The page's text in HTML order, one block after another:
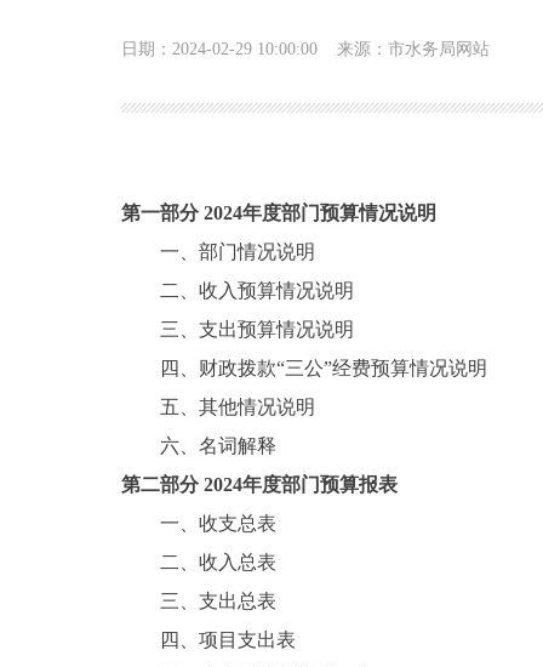
日期：2024-02-29 10:00:00 来源：市水务局网站
第一部分 2024年度部门预算情况说明
一、部门情况说明
二、收入预算情况说明
三、支出预算情况说明
四、财政拨款“三公”经费预算情况说明
五、其他情况说明
六、名词解释
第二部分 2024年度部门预算报表
一、收支总表
二、收入总表
三、支出总表
四、项目支出表